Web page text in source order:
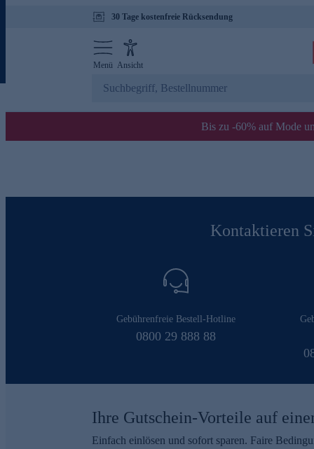
30 Tage kostenfreie Rücksendung
Menü Ansicht
Bis zu -60% auf Mode
Kontaktieren
Gebührenfreie Bestell-Hotline
0800 29 888 88
Ihre Gutschein-Vorteile auf
Einfach einlösen und sofort sparen. Faire